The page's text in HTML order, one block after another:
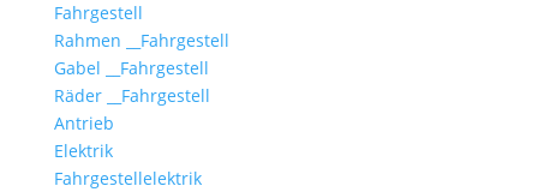
Fahrgestell
Rahmen __Fahrgestell
Gabel __Fahrgestell
Räder __Fahrgestell
Antrieb
Elektrik
Fahrgestellelektrik